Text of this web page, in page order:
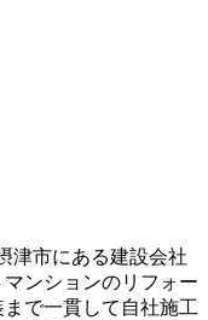
津市にある建設会社
ンションのリフォー
で一貫して自社施工